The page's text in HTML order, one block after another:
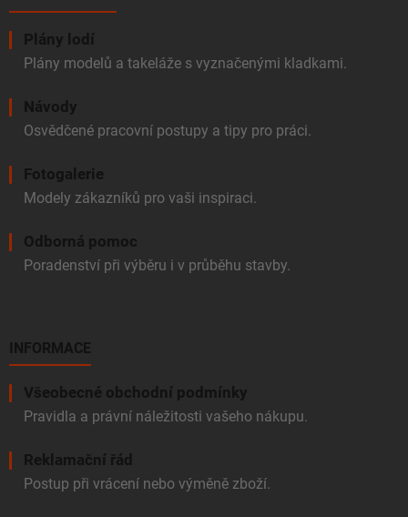
Plány lodí
Plány modelů a takeláže s vyznačenými kladkami.
Návody
Osvědčené pracovní postupy a tipy pro práci.
Fotogalerie
Modely zákazníků pro vaši inspiraci.
Odborná pomoc
Poradenství při výběru i v průběhu stavby.
INFORMACE
Všeobecné obchodní podmínky
Pravidla a právní náležitosti vašeho nákupu.
Reklamační řád
Postup při vrácení nebo výměně zboží.